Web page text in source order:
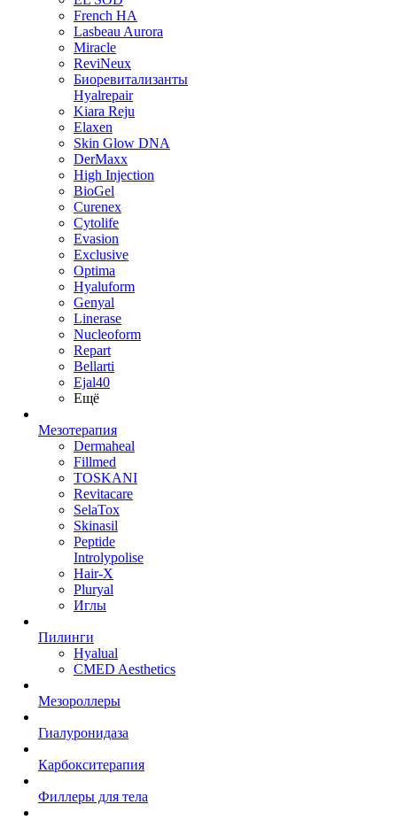
French HA
Lasbeau Aurora
Miracle
ReviNeux
Биоревитализанты
Hyalrepair
Kiara Reju
Elaxen
Skin Glow DNA
DerMaxx
High Injection
BioGel
Curenex
Cytolife
Evasion
Exclusive
Optima
Hyaluform
Genyal
Linerase
Nucleoform
Repart
Bellarti
Ejal40
Ещё
Мезотерапия
Dermaheal
Fillmed
TOSKANI
Revitacare
SelaTox
Skinasil
Peptide
Introlypolise
Hair-X
Pluryal
Иглы
Пилинги
Hyalual
CMED Aesthetics
Мезороллеры
Гиалуронидаза
Карбокситерапия
Филлеры для тела